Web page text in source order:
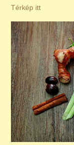
Térkép itt